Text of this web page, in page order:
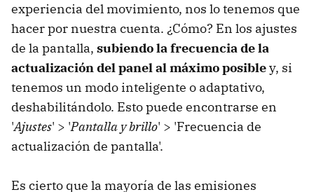
experiencia del movimiento, nos lo tenemos que
hacer por nuestra cuenta. ¿Cómo? En los ajustes
de la pantalla, subiendo la frecuencia de la
actualización del panel al máximo posibley, si
tenemos un modo inteligente o adaptativo,
deshabilitándolo. Esto puede encontrarse en
'Ajustes' > 'Pantalla y brillo' > 'Frecuencia de
actualización de pantalla'.
Es cierto que la mayoría de las emisiones